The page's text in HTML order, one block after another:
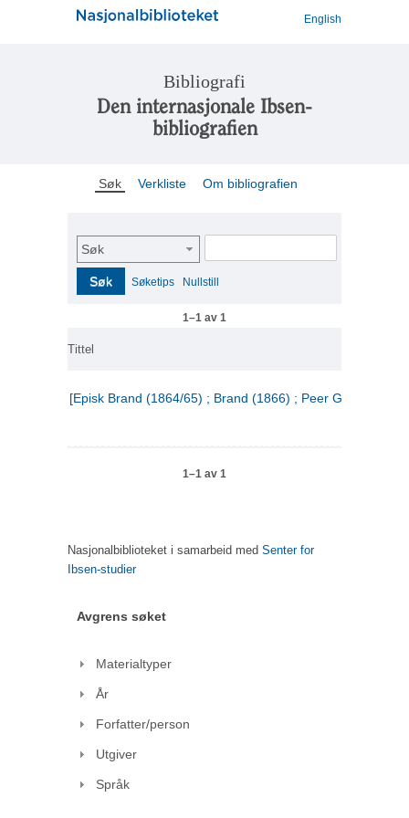
English
Bibliografi
Den internasjonale Ibsen-
bibliografien
Søk Verkliste Om bibliografien
Søk
Søk Søketips Nullstill
1–1 av 1
Tittel
[Episk Brand (1864/65) ; Brand (1866) ; Peer Gynt (1867)]
1–1 av 1
Nasjonalbiblioteket i samarbeid med Senter for
Ibsen-studier
Avgrens søket
Materialtyper
År
Forfatter/person
Utgiver
Språk